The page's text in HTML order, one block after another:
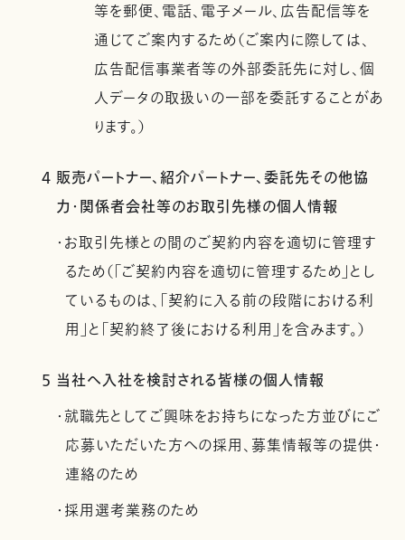
等を郵便、電話、電子メール、広告配信等を
通じてご案内するため（ご案内に際しては、
広告配信事業者等の外部委託先に対し、個
人データの取扱いの一部を委託することがあ
ります。）
4 販売パートナー、紹介パートナー、委託先その他協
力・関係者会社等のお取引先様の個人情報
・お取引先様との間のご契約内容を適切に管理す
るため（「ご契約内容を適切に管理するため」とし
ているものは、「契約に入る前の段階における利
用」と「契約終了後における利用」を含みます。）
5 当社へ入社を検討される皆様の個人情報
・就職先としてご興味をお持ちになった方並びにご
応募いただいた方への採用、募集情報等の提供・
連絡のため
・採用選考業務のため